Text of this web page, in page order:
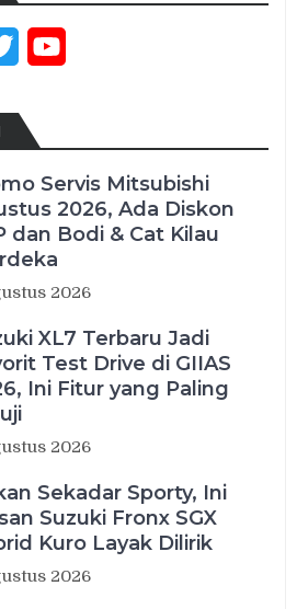
Twitter
Servis Mitsubishi
2026, Ada Diskon
dan Bodi & Cat Kilau
2026
XL7 Terbaru Jadi
Test Drive di GIIAS
Ini Fitur yang Paling
2026
Sekadar Sporty, Ini
Suzuki Fronx SGX
Kuro Layak Dilirik
2026